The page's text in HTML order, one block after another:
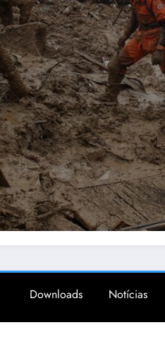
Downloads Notícias